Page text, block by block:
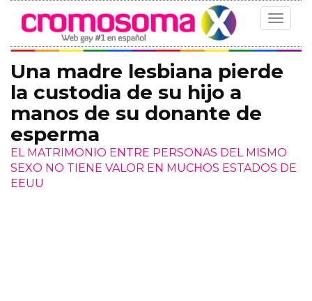
Toggle
Una madre lesbiana pierde
la custodia de su hijo a
manos de su donante de
esperma
EL MATRIMONIO ENTRE PERSONAS DEL MISMO
SEXO NO TIENE VALOR EN MUCHOS ESTADOS DE
EEUU